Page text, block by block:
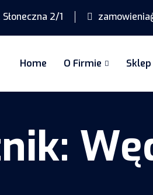
2/1
Home O Firmie Sklep